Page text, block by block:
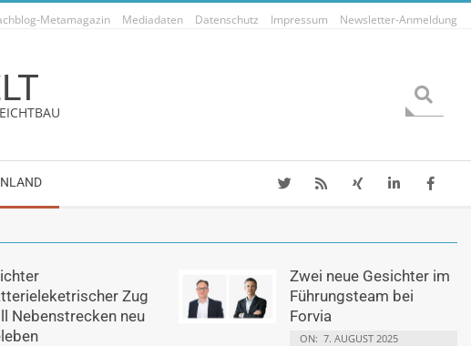
Metamagazin Mediadaten Datenschutz Impressum Newsletter-Anmeldung
Zug
Nebenstrecken neu
Zwei neue Gesichter im
Führungsteam bei
Forvia
ON: 7. AUGUST 2025